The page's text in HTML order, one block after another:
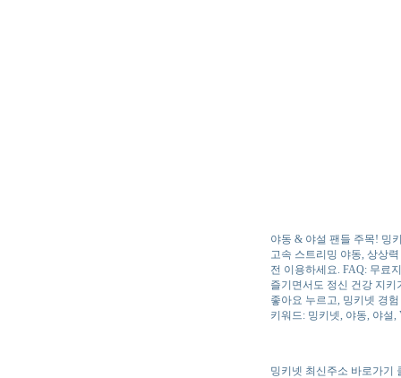
야동 & 야설 팬들 주목! 밍
고속 스트리밍 야동, 상상
전 이용하세요. FAQ: 무료
즐기면서도 정신 건강 지
좋아요 누르고, 밍키넷 경
키워드: 밍키넷, 야동, 야설
밍키넷 최신주소 바로가기